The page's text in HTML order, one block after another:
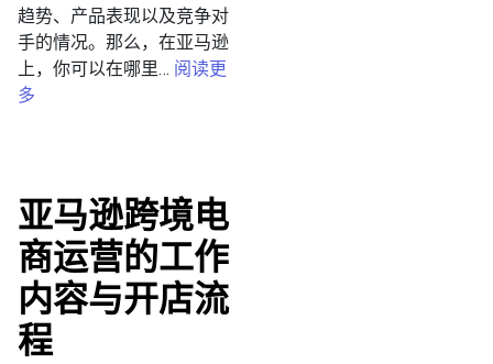
趋势、产品表现以及竞争对
手的情况。那么，在亚马逊
上，你可以在哪里… 阅读更
多
亚马逊跨境电
商运营的工作
内容与开店流
程